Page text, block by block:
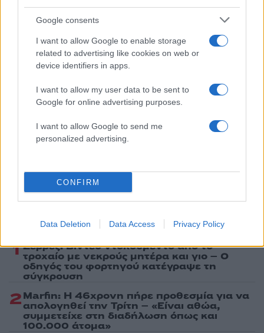
Google consents
I want to allow Google to enable storage
related to advertising like cookies on web or
device identifiers in apps.
I want to allow my user data to be sent to
Google for online advertising purposes.
I want to allow Google to send me
personalized advertising.
CONFIRM
Data Deletion Data Access Privacy Policy
Όροι Χρήσης
Driveit
OMODA & JAECOO
Share:
Ακολουθήστε το Νewsit.gr στοGoogle News
ενημερωθείτε πρώτοι για όλη την ειδησεογραφία και τα
τελευταία νέατης ημέρας
Πιο δημοφιλή
1 Σέρρες: Βίντεο ντοκουμέντο από το
τροχαίο με νεκρούς μητέρα και γιο – Ο
οδηγός του φορτηγού κατέγραψε τη
σύγκρουση
2Marfin: Η 46χρονη πήρε προθεσμία για να
απολογηθεί την Τρίτη – «Είναι αθώα,
συμμετείχε στη διαδήλωση όπως και
100.000 άτομα»